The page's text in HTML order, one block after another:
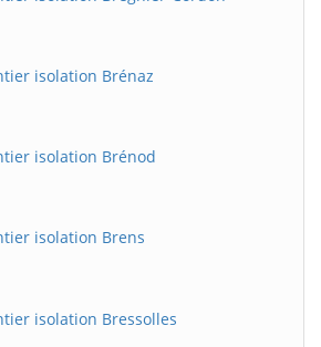
isolation Brénaz
isolation Brénod
isolation Brens
isolation Bressolles